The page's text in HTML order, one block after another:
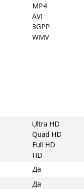
MP4
AVI
3GPP
WMV
Ultra HD
Quad HD
Full HD
HD
Да
Да